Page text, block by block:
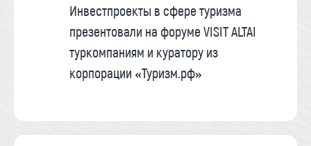
Инвестпроекты в сфере туризма
презентовали на форуме VISIT ALTAI
туркомпаниям и куратору из
корпорации «Туризм.рф»